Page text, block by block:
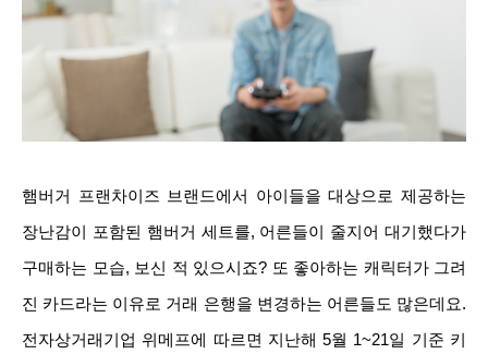
햄버거 프랜차이즈 브랜드에서 아이들을 대상으로 제공하는
장난감이 포함된 햄버거 세트를, 어른들이 줄지어 대기했다가
구매하는 모습, 보신 적 있으시죠? 또 좋아하는 캐릭터가 그려
진 카드라는 이유로 거래 은행을 변경하는 어른들도 많은데요.
전자상거래기업 위메프에 따르면 지난해 5월 1~21일 기준 키